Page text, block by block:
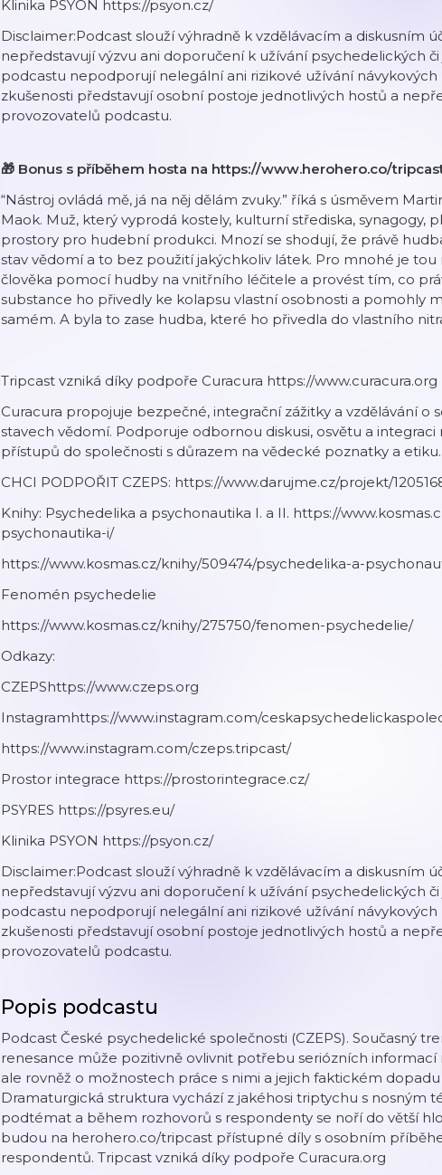
Klinika PSYON https://psyon.cz/
Disclaimer:Podcast slouží výhradně k vzdělávacím a diskusním
nepředstavují výzvu ani doporučení k užívání psychedelických
podcastu nepodporují nelegální ani rizikové užívání návykových
zkušenosti představují osobní postoje jednotlivých hostů a
provozovatelů podcastu.
🎁 Bonus s příběhem hosta na ⁠https://www.herohero.co/
“Nástroj ovládá mě, já na něj dělám zvuky.” říká s úsměvem
Maok. Muž, který vyprodá kostely, kulturní střediska, synagogy,
prostory pro hudební produkci. Mnozí se shodují, že právě
stav vědomí a to bez použití jakýchkoliv látek. Pro mnohé je
člověka pomocí hudby na vnitřního léčitele a provést tím, co
substance ho přivedly ke kolapsu vlastní osobnosti a pomohly
samém. A byla to zase hudba, které ho přivedla do vlastního
Tripcast vzniká díky podpoře Curacura https://www.curacura.org
Curacura propojuje bezpečné, integrační zážitky a vzdělávání o
stavech vědomí. Podporuje odbornou diskusi, osvětu a
přístupů do společnosti s důrazem na vědecké poznatky a etiku.
CHCI PODPOŘIT CZEPS: https://www.darujme.cz/projekt/
Knihy: Psychedelika a psychonautika I. a II. https://
psychonautika-i/
https://www.kosmas.cz/knihy/509474/psychedelika-a-
Fenomén psychedelie
https://www.kosmas.cz/knihy/275750/fenomen-psychedelie/
Odkazy:
CZEPS⁠https://www.czeps.org
Instagram⁠https://www.instagram.com/
https://www.instagram.com/czeps.tripcast/
Prostor integrace https://prostorintegrace.cz/
PSYRES https://psyres.eu/
Klinika PSYON https://psyon.cz/
Disclaimer:Podcast slouží výhradně k vzdělávacím a diskusním
nepředstavují výzvu ani doporučení k užívání psychedelických
podcastu nepodporují nelegální ani rizikové užívání návykových
zkušenosti představují osobní postoje jednotlivých hostů a
provozovatelů podcastu.
Popis podcastu
Podcast České psychedelické společnosti (CZEPS). Současný
renesance může pozitivně ovlivnit potřebu seriózních
ale rovněž o možnostech práce s nimi a jejich faktickém
Dramaturgická struktura vychází z jakéhosi triptychu s nosným
podtémat a během rozhovorů s respondenty se noří do větší
budou na herohero.co/tripcast přístupné díly s osobním
respondentů. Tripcast vzniká díky podpoře Curacura.org